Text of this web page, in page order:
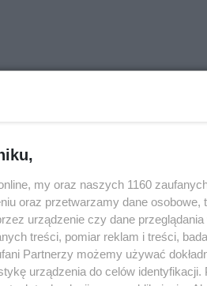
zamiast 90.
Widziałeś
my oraz naszych 1160
oraz przetwarzamy dane
urządzenie czy dane
treści, pomiar reklam i treści,
Partnerzy możemy używać
urządzenia do celów